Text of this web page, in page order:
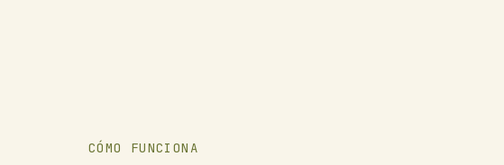
CÓMO FUNCIONA